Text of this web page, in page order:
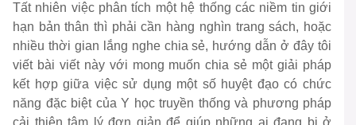
Tất nhiên việc phân tích một hệ thống các niềm tin giới
hạn bản thân thì phải cần hàng nghìn trang sách, hoặc
nhiều thời gian lắng nghe chia sẻ, hướng dẫn ở đây tôi
viết bài viết này với mong muốn chia sẻ một giải pháp
kết hợp giữa việc sử dụng một số huyệt đạo có chức
năng đặc biệt của Y học truyền thống và phương pháp